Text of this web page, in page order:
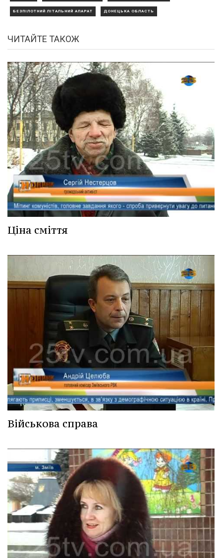
БЕЗПІЛОТНИЙ ЛІТАЛЬНИЙ АПАРАТ ДОНЕЦЬКА ОБЛАСТЬ
ЧИТАЙТЕ ТАКОЖ
Ціна сміття
Військова справа